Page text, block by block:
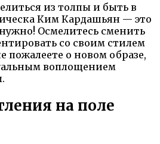
из толпы и быть в
Ким Кардашьян — это
Осмелитесь сменить
со своим стилем
пожалеете о новом образе,
воплощением
на поле